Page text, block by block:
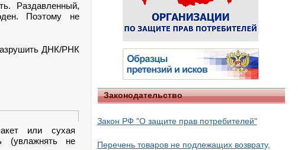
Раздавленный,
Поэтому не
ДНК/РНК
или сухая
(увлажнять не
Законодательство
Закон РФ "О защите прав потребителей"
Перечень товаров не подлежащих возврату,